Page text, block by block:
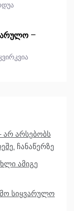
–
არ არსებობს
ჩანაწერზე
ამიგე
სიყვარულო